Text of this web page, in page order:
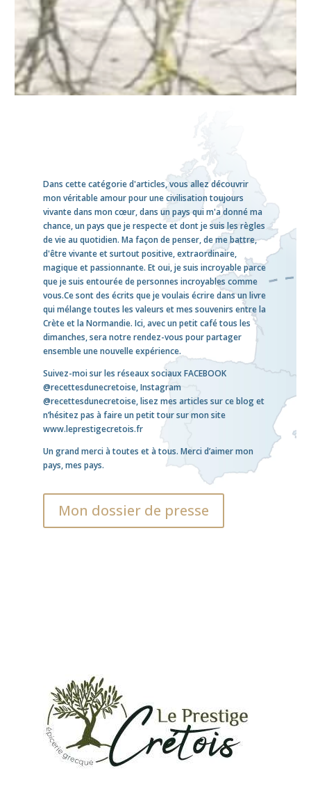
Dans cette catégorie d'articles, vous allez découvrir
mon véritable amour pour une civilisation toujours
vivante dans mon cœur, dans un pays qui m'a donné ma
chance, un pays que je respecte et dont je suis les règles
de vie au quotidien. Ma façon de penser, de me battre,
d'être vivante et surtout positive, extraordinaire,
magique et passionnante. Et oui, je suis incroyable parce
que je suis entourée de personnes incroyables comme
vous.Ce sont des écrits que je voulais écrire dans un livre
qui mélange toutes les valeurs et mes souvenirs entre la
Crète et la Normandie. Ici, avec un petit café tous les
dimanches, sera notre rendez-vous pour partager
ensemble une nouvelle expérience.
Suivez-moi sur les réseaux sociauxFACEBOOK
@recettesdunecretoise,Instagram
@recettesdunecretoise, lisez mes articles sur ce blog et
n’hésitez pas à faire un petit tour sur mon site
www.leprestigecretois.fr
Un grand merci à toutes et à tous. Merci d’aimer mon
pays, mes pays.
Mon dossier de presse